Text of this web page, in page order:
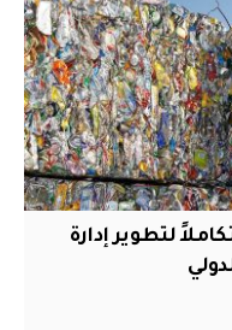
لتطوير إدارة